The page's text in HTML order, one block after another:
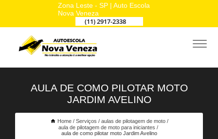
Zona Leste - SP | Auto Escola
Nova Veneza
(11) 2917-2338
AULA DE COMO PILOTAR MOTO
JARDIM AVELINO
Home Serviços
aulas de pilotagem de moto
aula de pilotagem de moto para iniciantes
aula de como pilotar moto Jardim Avelino